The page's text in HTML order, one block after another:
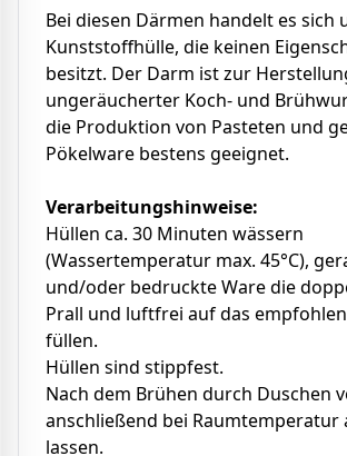
Bei diesen Därmen handelt es sich
Kunststoffhülle, die keinen
besitzt. Der Darm ist zur
ungeräucherter Koch- und
die Produktion von Pasteten und
Pökelware bestens geeignet.
Verarbeitungshinweise:
Hüllen ca. 30 Minuten wässern
(Wassertemperatur max. 45°C),
und/oder bedruckte Ware die
Prall und luftfrei auf das
füllen.
Hüllen sind stippfest.
Nach dem Brühen durch Duschen
anschließend bei Raumtemperatur
lassen.